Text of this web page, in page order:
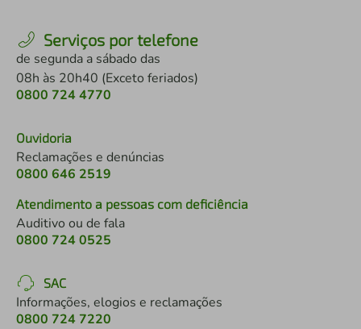
Serviços por telefone
de segunda a sábado das
08h às 20h40 (Exceto feriados)
0800 724 4770
Ouvidoria
Reclamações e denúncias
0800 646 2519
Atendimento a pessoas com deficiência
Auditivo ou de fala
0800 724 0525
SAC
Informações, elogios e reclamações
0800 724 7220